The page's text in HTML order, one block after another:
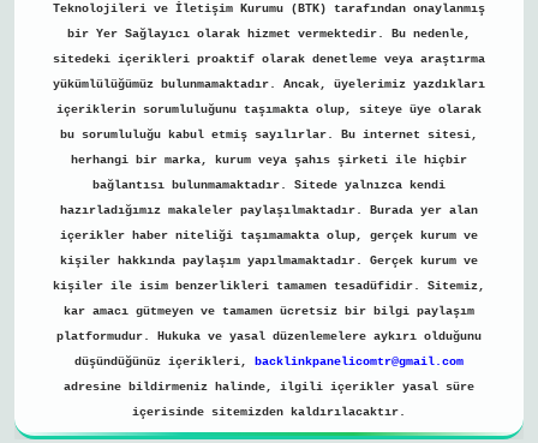
Teknolojileri ve İletişim Kurumu (BTK) tarafından onaylanmış
bir Yer Sağlayıcı olarak hizmet vermektedir. Bu nedenle,
sitedeki içerikleri proaktif olarak denetleme veya araştırma
yükümlülüğümüz bulunmamaktadır. Ancak, üyelerimiz yazdıkları
içeriklerin sorumluluğunu taşımakta olup, siteye üye olarak
bu sorumluluğu kabul etmiş sayılırlar. Bu internet sitesi,
herhangi bir marka, kurum veya şahıs şirketi ile hiçbir
bağlantısı bulunmamaktadır. Sitede yalnızca kendi
hazırladığımız makaleler paylaşılmaktadır. Burada yer alan
içerikler haber niteliği taşımamakta olup, gerçek kurum ve
kişiler hakkında paylaşım yapılmamaktadır. Gerçek kurum ve
kişiler ile isim benzerlikleri tamamen tesadüfidir. Sitemiz,
kar amacı gütmeyen ve tamamen ücretsiz bir bilgi paylaşım
platformudur. Hukuka ve yasal düzenlemelere aykırı olduğunu
düşündüğünüz içerikleri,
backlinkpanelicomtr@gmail.com
adresine bildirmeniz halinde, ilgili içerikler yasal süre
içerisinde sitemizden kaldırılacaktır.